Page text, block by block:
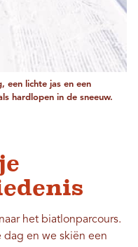
een lichte jas en een
hardlopen in de sneeuw.
het biatlonparcours.
dag en we skiën een